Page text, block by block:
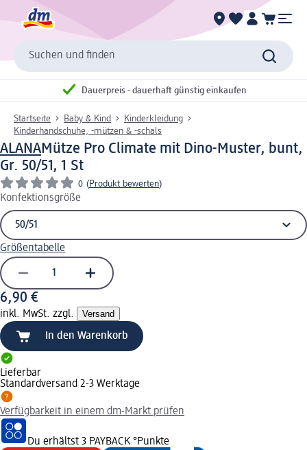
Suchen und finden
Dauerpreis - dauerhaft günstig einkaufen
Startseite Baby & Kind
Kinderkleidung
Kinderhandschuhe, -mützen & -schals
ALANAMütze Pro Climate mit Dino-Muster, bunt,
Gr. 50/51, 1 St
0 (Produkt bewerten)
Konfektionsgröße
Größentabelle
6,90 €
inkl. MwSt. zzgl. Versand
In den Warenkorb
Lieferbar
Standardversand 2-3 Werktage
Verfügbarkeit in einem dm-Markt prüfen
Du erhältst 3 PAYBACK °Punkte